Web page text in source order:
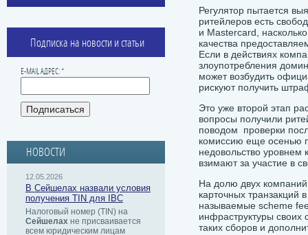
Регулятор пытается
ритейлеров есть
и Mastercard,
качества
Если в действиях
злоупотребления
может возбудить
рискуют получить
Это уже второй этап
вопросы получили
поводом проверки
комиссию еще осенью
недовольство уровнем
взимают за участие в
На долю двух компаний
карточных транзакций
называемые scheme
инфраструктуры своих
таких сборов и
Подписка на новости и статьи
E-MAIL АДРЕС: *
НОВОСТИ
12.05.2026
В Сейшелах назвали условия
получения TIN для IBC
Налоговый номер (TIN) на
Сейшелах не присваивается
всем юридическим лицам